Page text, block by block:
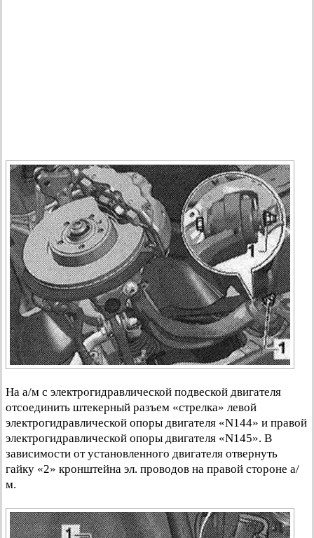
На а/м с электрогидравлической подвеской двигателя
отсоединить штекерный разъем «стрелка» левой
электрогидравлической опоры двигателя «N144» и правой
электрогидравлической опоры двигателя «N145». В
зависимости от установленного двигателя отвернуть
гайку «2» кронштейна эл. проводов на правой стороне а/
м.